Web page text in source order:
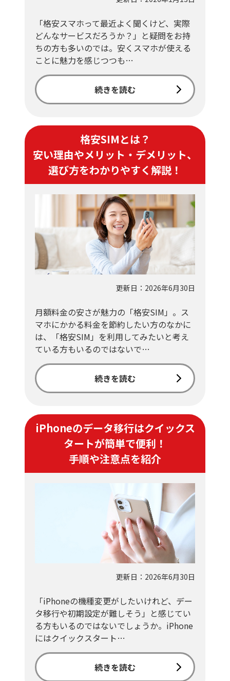
「格安スマホって最近よく聞くけど、実際
どんなサービスだろうか？」と疑問をお持
ちの方も多いのでは。安くスマホが使える
ことに魅力を感じつつも…
続きを読む
格安SIMとは？
安い理由やメリット・デメリット、
選び方をわかりやすく解説！
更新日：2026年6月30日
月額料金の安さが魅力の「格安SIM」。ス
マホにかかる料金を節約したい方のなかに
は、「格安SIM」を利用してみたいと考え
ている方もいるのではないで…
続きを読む
iPhoneのデータ移行はクイックス
タートが簡単で便利！
手順や注意点を紹介
更新日：2026年6月30日
「iPhoneの機種変更がしたいけれど、デー
タ移行や初期設定が難しそう」と感じてい
る方もいるのではないでしょうか。iPhone
にはクイックスタート…
続きを読む